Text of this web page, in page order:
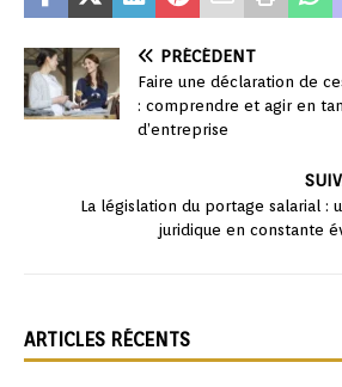
PRÉCÉDENT
Faire une déclaration de
: comprendre et agir en
d’entreprise
La législation du portage salarial :
juridique en constante
ARTICLES RÉCENTS